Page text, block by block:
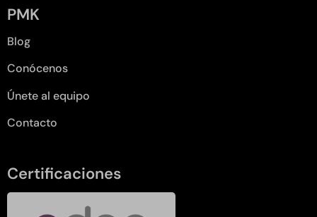
PMK
Blog
Conócenos
Únete al equipo
Contacto
Certificaciones